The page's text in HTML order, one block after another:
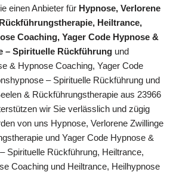
einen Anbieter für Hypnose, Verlorene
Heiltrance,
Coaching, Yager Code Hypnose &
– Spirituelle Rückführung und
& Hypnose Coaching, Yager Code
– Spirituelle Rückführung und
& Rückführungstherapie aus 23966
wir Sie verlässlich und zügig
von uns Hypnose, Verlorene Zwillinge
und Yager Code Hypnose &
Spirituelle Rückführung, Heiltrance,
Coaching und Heiltrance, Heilhypnose